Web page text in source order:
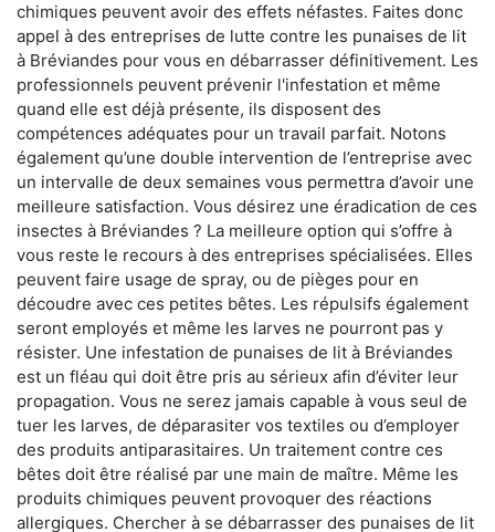
chimiques peuvent avoir des effets néfastes. Faites donc
appel à des entreprises de lutte contre les punaises de lit
à Bréviandes pour vous en débarrasser définitivement. Les
professionnels peuvent prévenir l'infestation et même
quand elle est déjà présente, ils disposent des
compétences adéquates pour un travail parfait. Notons
également qu’une double intervention de l’entreprise avec
un intervalle de deux semaines vous permettra d’avoir une
meilleure satisfaction. Vous désirez une éradication de ces
insectes à Bréviandes ? La meilleure option qui s’offre à
vous reste le recours à des entreprises spécialisées. Elles
peuvent faire usage de spray, ou de pièges pour en
découdre avec ces petites bêtes. Les répulsifs également
seront employés et même les larves ne pourront pas y
résister. Une infestation de punaises de lit à Bréviandes
est un fléau qui doit être pris au sérieux afin d’éviter leur
propagation. Vous ne serez jamais capable à vous seul de
tuer les larves, de déparasiter vos textiles ou d’employer
des produits antiparasitaires. Un traitement contre ces
bêtes doit être réalisé par une main de maître. Même les
produits chimiques peuvent provoquer des réactions
allergiques. Chercher à se débarrasser des punaises de lit